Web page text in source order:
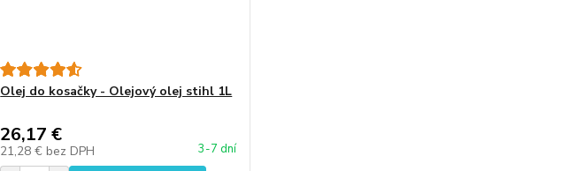
Olej do kosačky - Olejový olej stihl 1L
26,17 €
21,28 € bez DPH 3-7 dní